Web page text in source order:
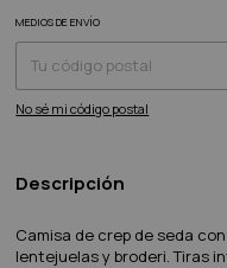
Entregas para el CP:
MEDIOS DE ENVÍO
No sé mi código postal
Descripción
Camisa de crep de seda
lentejuelas y broderi. Tiras